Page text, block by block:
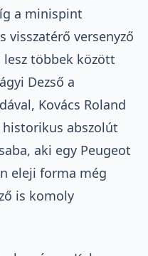
a minispint
visszatérő versenyző
többek között
Dezső a
Kovács Roland
abszolút
aki egy Peugeot
eleji forma még
is komoly